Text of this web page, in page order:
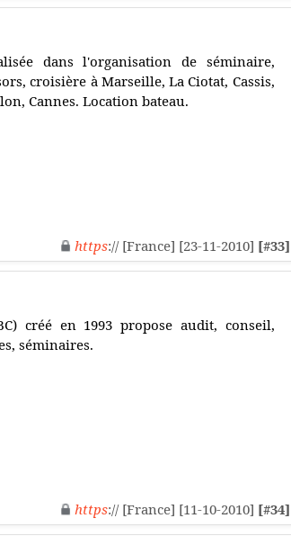
dans l'organisation de séminaire,
croisière à Marseille, La Ciotat, Cassis,
Cannes. Location bateau.
https:// [France] [23-11-2010] [#33]
créé en 1993 propose audit, conseil,
séminaires.
https:// [France] [11-10-2010] [#34]